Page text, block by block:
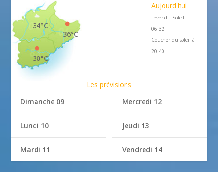
36°C
34°C
30°C
Aujourd'hui
Lever du Soleil
06:32
Coucher du soleil à
20:40
Les prévisions
Dimanche 09
Lundi 10
Mardi 11
Mercredi 12
Jeudi 13
Vendredi 14